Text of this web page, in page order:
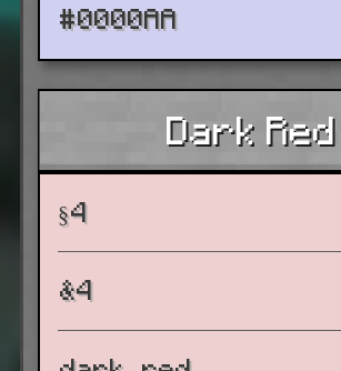
#0000AA
Dark Red
§4
&4